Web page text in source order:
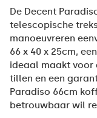
De Decent
telescopische
manoeuvreren
66 x 40 x 25cm,
ideaal maakt voor
tillen en een
Paradiso 66cm
betrouwbaar wil